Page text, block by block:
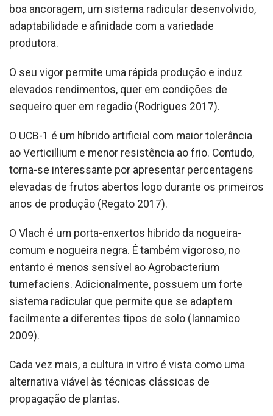
boa ancoragem, um sistema radicular desenvolvido,
adaptabilidade e afinidade com a variedade
produtora.
O seu vigor permite uma rápida produção e induz
elevados rendimentos, quer em condições de
sequeiro quer em regadio (Rodrigues 2017).
O UCB-1 é um híbrido artificial com maior tolerância
ao Verticillium e menor resistência ao frio. Contudo,
torna-se interessante por apresentar percentagens
elevadas de frutos abertos logo durante os primeiros
anos de produção (Regato 2017).
O Vlach é um porta-enxertos hibrido da nogueira-
comum e nogueira negra. É também vigoroso, no
entanto é menos sensível ao Agrobacterium
tumefaciens. Adicionalmente, possuem um forte
sistema radicular que permite que se adaptem
facilmente a diferentes tipos de solo (Iannamico
2009).
Cada vez mais, a cultura in vitro é vista como uma
alternativa viável às técnicas clássicas de
propagação de plantas.